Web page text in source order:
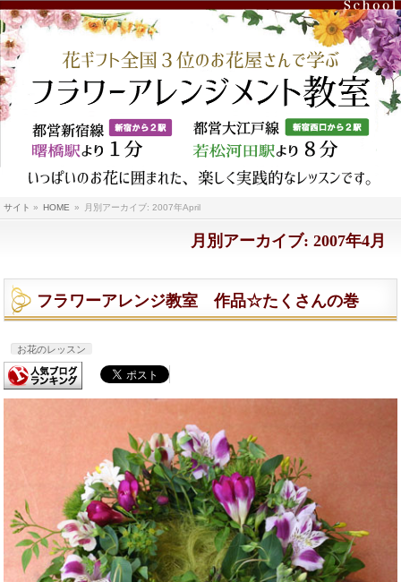
サイト » HOME » 月別アーカイブ: 2007年April
月別アーカイブ: 2007年4月
フラワーアレンジ教室 作品☆たくさんの巻
お花のレッスン